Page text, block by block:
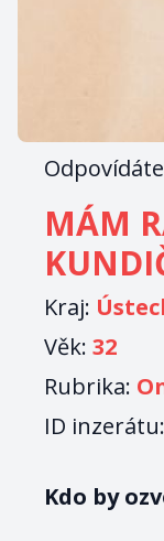
MÁM
Kraj:
Věk: 32
Rubrika:
ID inzerátu:
Kdo by